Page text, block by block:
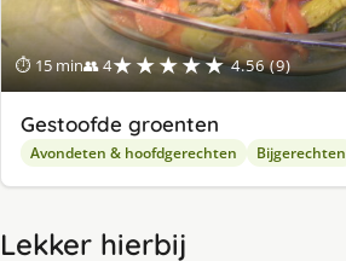
⏱ 15 min👥 4★★★★★ 4.56 (9)
Gestoofde groenten
Avondeten & hoofdgerechten Bijgerechten
Lekker hierbij